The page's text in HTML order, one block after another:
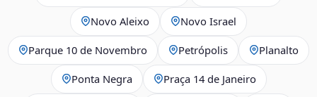
Novo Aleixo Novo Israel
Parque 10 de Novembro Petrópolis Planalto
Ponta Negra Praça 14 de Janeiro